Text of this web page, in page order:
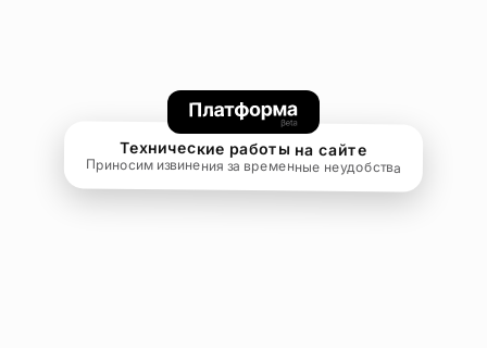
Технические работы на сайте
Приносим извинения за временные неудобства